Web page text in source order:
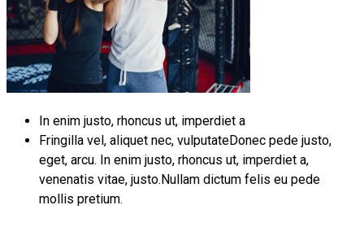
In enim justo, rhoncus ut, imperdiet a
Fringilla vel, aliquet nec, vulputateDonec pede justo,
eget, arcu. In enim justo, rhoncus ut, imperdiet a,
venenatis vitae, justo.Nullam dictum felis eu pede
mollis pretium.